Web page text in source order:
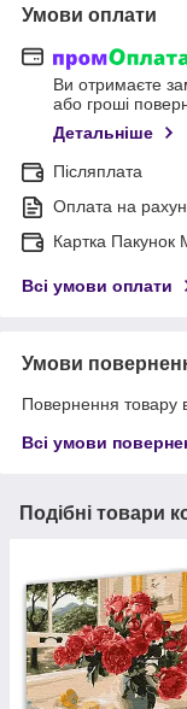
Умови оплати
Ви отримаєте
або гроші
Детальніше
Післяплата
Оплата на
Картка Пакунок
Всі умови оплати
Умови
Повернення товару
Всі умови
Подібні товари